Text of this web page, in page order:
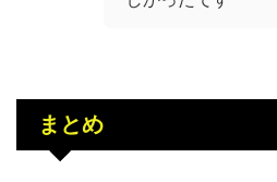
まとめ